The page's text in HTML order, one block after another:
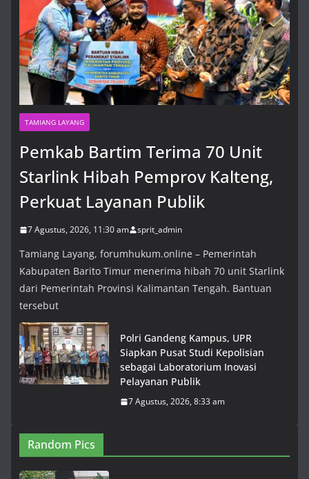
7 Agustus, 2026, 11:30 am
TAMIANG LAYANG
Pemkab Bartim Terima 70 Unit
Starlink Hibah Pemprov Kalteng,
Perkuat Layanan Publik
7 Agustus, 2026, 11:30 am sprit_admin
Tamiang Layang, forumhukum.online – Pemerintah
Kabupaten Barito Timur menerima hibah 70 unit Starlink
dari Pemerintah Provinsi Kalimantan Tengah. Bantuan
tersebut
Polri Gandeng Kampus, UPR
Siapkan Pusat Studi Kepolisian
sebagai Laboratorium Inovasi
Pelayanan Publik
7 Agustus, 2026, 8:33 am
Random Pics